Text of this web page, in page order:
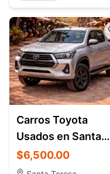
Carros Toyota
Usados en Santa
Teresa Costa Rica –
4x4 y Pickup
$6,500.00